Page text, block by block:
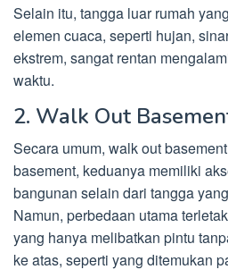
Selain itu, tangga luar rumah
elemen cuaca, seperti hujan,
ekstrem, sangat rentan
waktu.
2. Walk Out
Secara umum, walk out
basement, keduanya memiliki
bangunan selain dari tangga
Namun, perbedaan utama
yang hanya melibatkan pintu
ke atas, seperti yang ditemukan